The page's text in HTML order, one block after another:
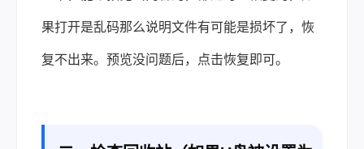
果打开是乱码那么说明文件有可能是损坏了，恢
复不出来。预览没问题后，点击恢复即可。